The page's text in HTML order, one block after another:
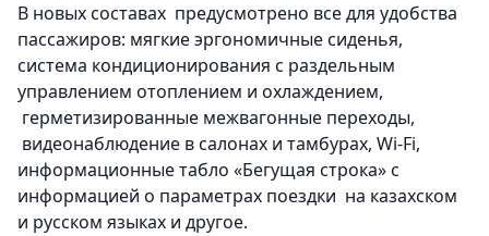
В новых составах предусмотрено все для удобства
пассажиров: мягкие эргономичные сиденья,
система кондиционирования с раздельным
управлением отоплением и охлаждением,
герметизированные межвагонные переходы,
видеонаблюдение в салонах и тамбурах, Wi-Fi,
информационные табло «Бегущая строка» с
информацией о параметрах поездки на казахском
и русском языках и другое.